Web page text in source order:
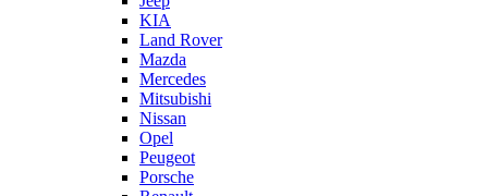
KIA
Land Rover
Mazda
Mercedes
Mitsubishi
Nissan
Opel
Peugeot
Porsche